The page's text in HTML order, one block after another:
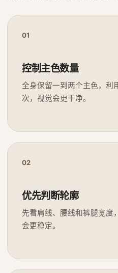
01
控制主色数量
全身保留一到两个主色，利
次，视觉会更干净。
02
优先判断轮廓
先看肩线、腰线和裤腿宽度
会更稳定。